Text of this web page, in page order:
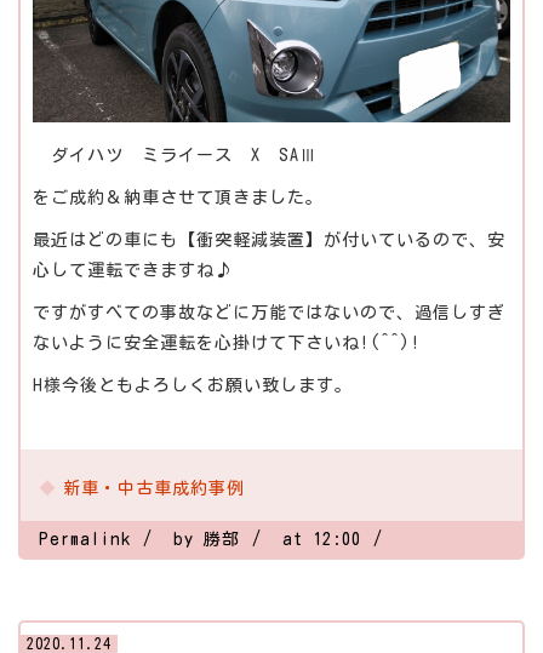
ダイハツ ミライース X SAⅢ
をご成約＆納車させて頂きました。
最近はどの車にも【衝突軽減装置】が付いているので、安
心して運転できますね♪
ですがすべての事故などに万能ではないので、過信しすぎ
ないように安全運転を心掛けて下さいね!(^^)!
H様今後ともよろしくお願い致します。
新車・中古車成約事例
Permalink by 勝部 at 12:00
2020.11.24